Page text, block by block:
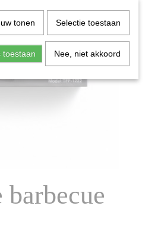
tonen Selectie toestaan
toestaan Nee, niet akkoord